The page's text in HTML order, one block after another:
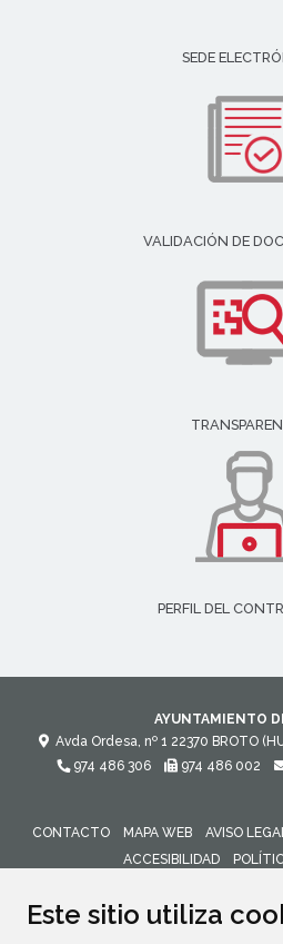
Este sitio utiliza
SEDE
VALIDACIÓN DE
PERFIL DEL
AYUNTAMIENTO
Avda Ordesa, nº 1 22370 BROTO
974 486 306
974 486 002
CONTACTO MAPA WEB AVISO
ACCESIBILIDAD